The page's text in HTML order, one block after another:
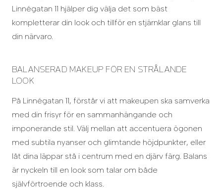
Linnégatan 11 hjälper dig välja det som bäst
kompletterar din look och tillför en stjärnklar glans till
din närvaro.
BALANSERAD MAKEUP FÖR EN STRÅLANDE
LOOK
På Linnégatan 11, förstår vi att makeupen ska samverka
med din frisyr för en sammanhängande och
imponerande stil. Välj mellan att accentuera ögonen
med subtila nyanser och glimtande höjdpunkter, eller
låt dina läppar stå i centrum med en djärv färg. Balans
är nyckeln till en look som talar om både
självförtroende och klass.